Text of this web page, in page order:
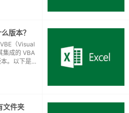
版本？
（Visual
集成的 VBA
。以下是
文件夹